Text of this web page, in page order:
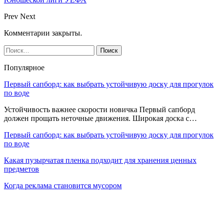
Prev Next
Комментарии закрыты.
Популярное
Первый сапборд: как выбрать устойчивую доску для прогулок
по воде
Устойчивость важнее скорости новичка Первый сапборд
должен прощать неточные движения. Широкая доска с…
Первый сапборд: как выбрать устойчивую доску для прогулок
по воде
Какая пузырчатая пленка подходит для хранения ценных
предметов
Когда реклама становится мусором